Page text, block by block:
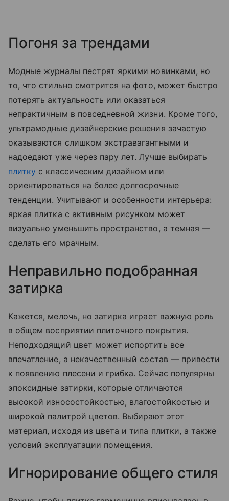
Погоня за трендами
Модные журналы пестрят яркими новинками, но
то, что стильно смотрится на фото, может быстро
потерять актуальность или оказаться
непрактичным в повседневной жизни. Кроме того,
ультрамодные дизайнерские решения зачастую
оказываются слишком экстравагантными и
надоедают уже через пару лет. Лучше выбирать
плитку с классическим дизайном или
ориентироваться на более долгосрочные
тенденции. Учитывают и особенности интерьера:
яркая плитка с активным рисунком может
визуально уменьшить пространство, а темная —
сделать его мрачным.
Неправильно подобранная
затирка
Кажется, мелочь, но затирка играет важную роль
в общем восприятии плиточного покрытия.
Неподходящий цвет может испортить все
впечатление, а некачественный состав — привести
к появлению плесени и грибка. Сейчас популярны
эпоксидные затирки, которые отличаются
высокой износостойкостью, влагостойкостью и
широкой палитрой цветов. Выбирают этот
материал, исходя из цвета и типа плитки, а также
условий эксплуатации помещения.
Игнорирование общего стиля